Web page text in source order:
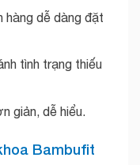
hàng dễ dàng đặt
tình trạng thiếu
giản, dễ hiểu.
Bambufit